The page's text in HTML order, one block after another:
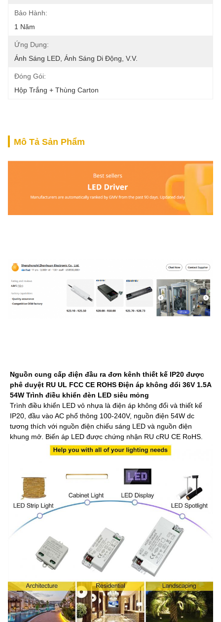
Bảo Hành:
1 Năm
Ứng Dụng:
Ánh Sáng LED, Ánh Sáng Di Động, V.v.
Đóng Gói:
Hộp Trắng + Thùng Carton
Mô Tả Sản Phẩm
Nguồn cung cấp điện đầu ra đơn kênh thiết kế IP20 được
phê duyệt RU UL FCC CE ROHS Điện áp không đổi 36V 1.5A
54W Trình điều khiển đèn LED siêu mỏng
Trình điều khiển LED vỏ nhựa là điện áp không đổi và thiết kế
IP20, đầu vào AC phổ thông 100-240V, nguồn điện 54W dc
tương thích với nguồn điện chiếu sáng LED và nguồn điện
khung mở. Biến áp LED được chứng nhận RU cRU CE RoHS.